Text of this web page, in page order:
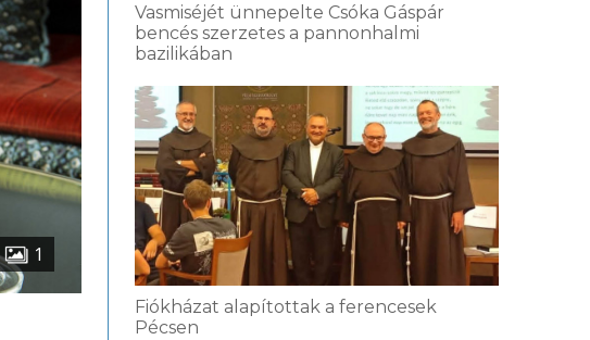
1
Vasmiséjét ünnepelte Csóka Gáspár
bencés szerzetes a pannonhalmi
bazilikában
Fiókházat alapítottak a ferencesek
Pécsen